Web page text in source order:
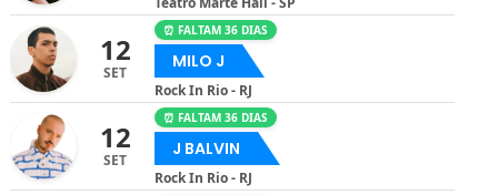
12
SET
⏰ FALTAM 36 DIAS
MILO J
Rock In Rio - RJ
12
SET
⏰ FALTAM 36 DIAS
J BALVIN
Rock In Rio - RJ